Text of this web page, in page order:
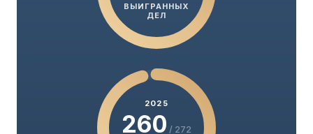
ВЫИГРАННЫХ
ДЕЛ
2025
260 / 272